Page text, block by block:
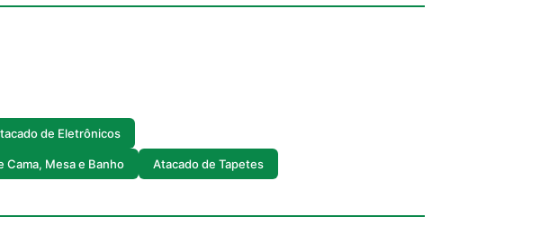
de Eletrônicos
Cama, Mesa e Banho Atacado de Tapetes